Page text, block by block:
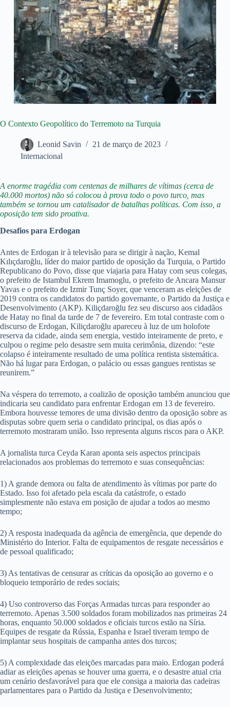
O Contexto Geopolítico do Terremoto na Turquia
Leonid Savin
21 de março de 2023
Internacional
A enorme tragédia com centenas de milhares de vítimas (cerca de
40.000 mortos) não só colocou à prova todo o povo turco, mas
também se tornou um catalisador de batalhas políticas. Com isso, a
oposição tem sido proativa.
Desafios para Erdogan
Antes de Erdogan ir à televisão para se dirigir à nação, Kemal
Kılıçdaroğlu, líder do maior partido de oposição da Turquia, o Partido
Republicano do Povo, disse que viajaria para Hatay com seus colegas,
o prefeito de Istambul Ekrem Imamoglu, o prefeito de Ancara Mansur
Yavas e o prefeito de Izmir Tunç Soyer, que venceram as eleições de
2019 contra os candidatos do partido governante, o Partido da Justiça e
Desenvolvimento (AKP). Kiliçdaroğlu fez seu discurso aos cidadãos
de Hatay no final da tarde de 7 de fevereiro. Em total contraste com o
discurso de Erdogan, Kiliçdaroğlu apareceu à luz de um holofote
reserva da cidade, ainda sem energia, vestido inteiramente de preto, e
culpou o regime pelo desastre sem muita cerimônia, dizendo: “este
colapso é inteiramente resultado de uma política rentista sistemática.
Não há lugar para Erdogan, o palácio ou essas gangues rentistas se
reunirem.”
Na véspera do terremoto, a coalizão de oposição também anunciou que
indicaria seu candidato para enfrentar Erdogan em 13 de fevereiro.
Embora houvesse temores de uma divisão dentro da oposição sobre as
disputas sobre quem seria o candidato principal, os dias após o
terremoto mostraram união. Isso representa alguns riscos para o AKP.
A jornalista turca Ceyda Karan aponta seis aspectos principais
relacionados aos problemas do terremoto e suas consequências:
1) A grande demora ou falta de atendimento às vítimas por parte do
Estado. Isso foi afetado pela escala da catástrofe, o estado
simplesmente não estava em posição de ajudar a todos ao mesmo
tempo;
2) A resposta inadequada da agência de emergência, que depende do
Ministério do Interior. Falta de equipamentos de resgate necessários e
de pessoal qualificado;
3) As tentativas de censurar as críticas da oposição ao governo e o
bloqueio temporário de redes sociais;
4) Uso controverso das Forças Armadas turcas para responder ao
terremoto. Apenas 3.500 soldados foram mobilizados nas primeiras 24
horas, enquanto 50.000 soldados e oficiais turcos estão na Síria.
Equipes de resgate da Rússia, Espanha e Israel tiveram tempo de
implantar seus hospitais de campanha antes dos turcos;
5) A complexidade das eleições marcadas para maio. Erdogan poderá
adiar as eleições apenas se houver uma guerra, e o desastre atual cria
um cenário desfavorável para que ele consiga a maioria das cadeiras
parlamentares para o Partido da Justiça e Desenvolvimento;